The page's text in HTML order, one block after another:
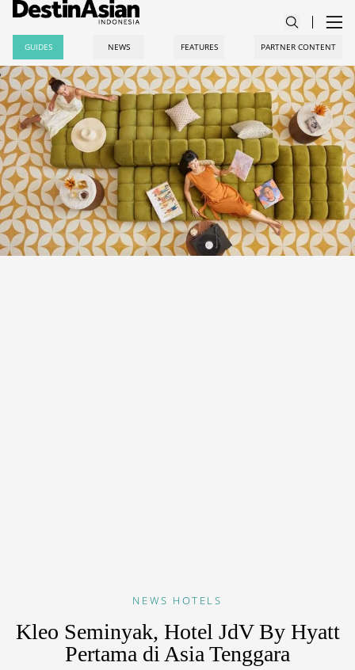
GUIDES NEWS FEATURES PARTNER CONTENT
NEWS HOTELS
Kleo Seminyak, Hotel JdV By Hyatt
Pertama di Asia Tenggara